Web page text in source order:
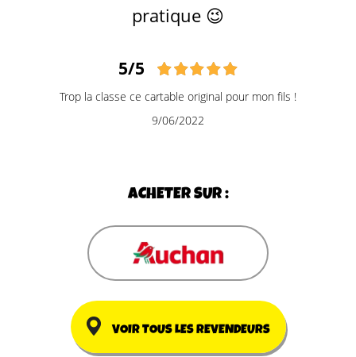
pratique 😉
5/5
Trop la classe ce cartable original pour mon fils !
9/06/2022
ACHETER SUR :
VOIR TOUS LES REVENDEURS